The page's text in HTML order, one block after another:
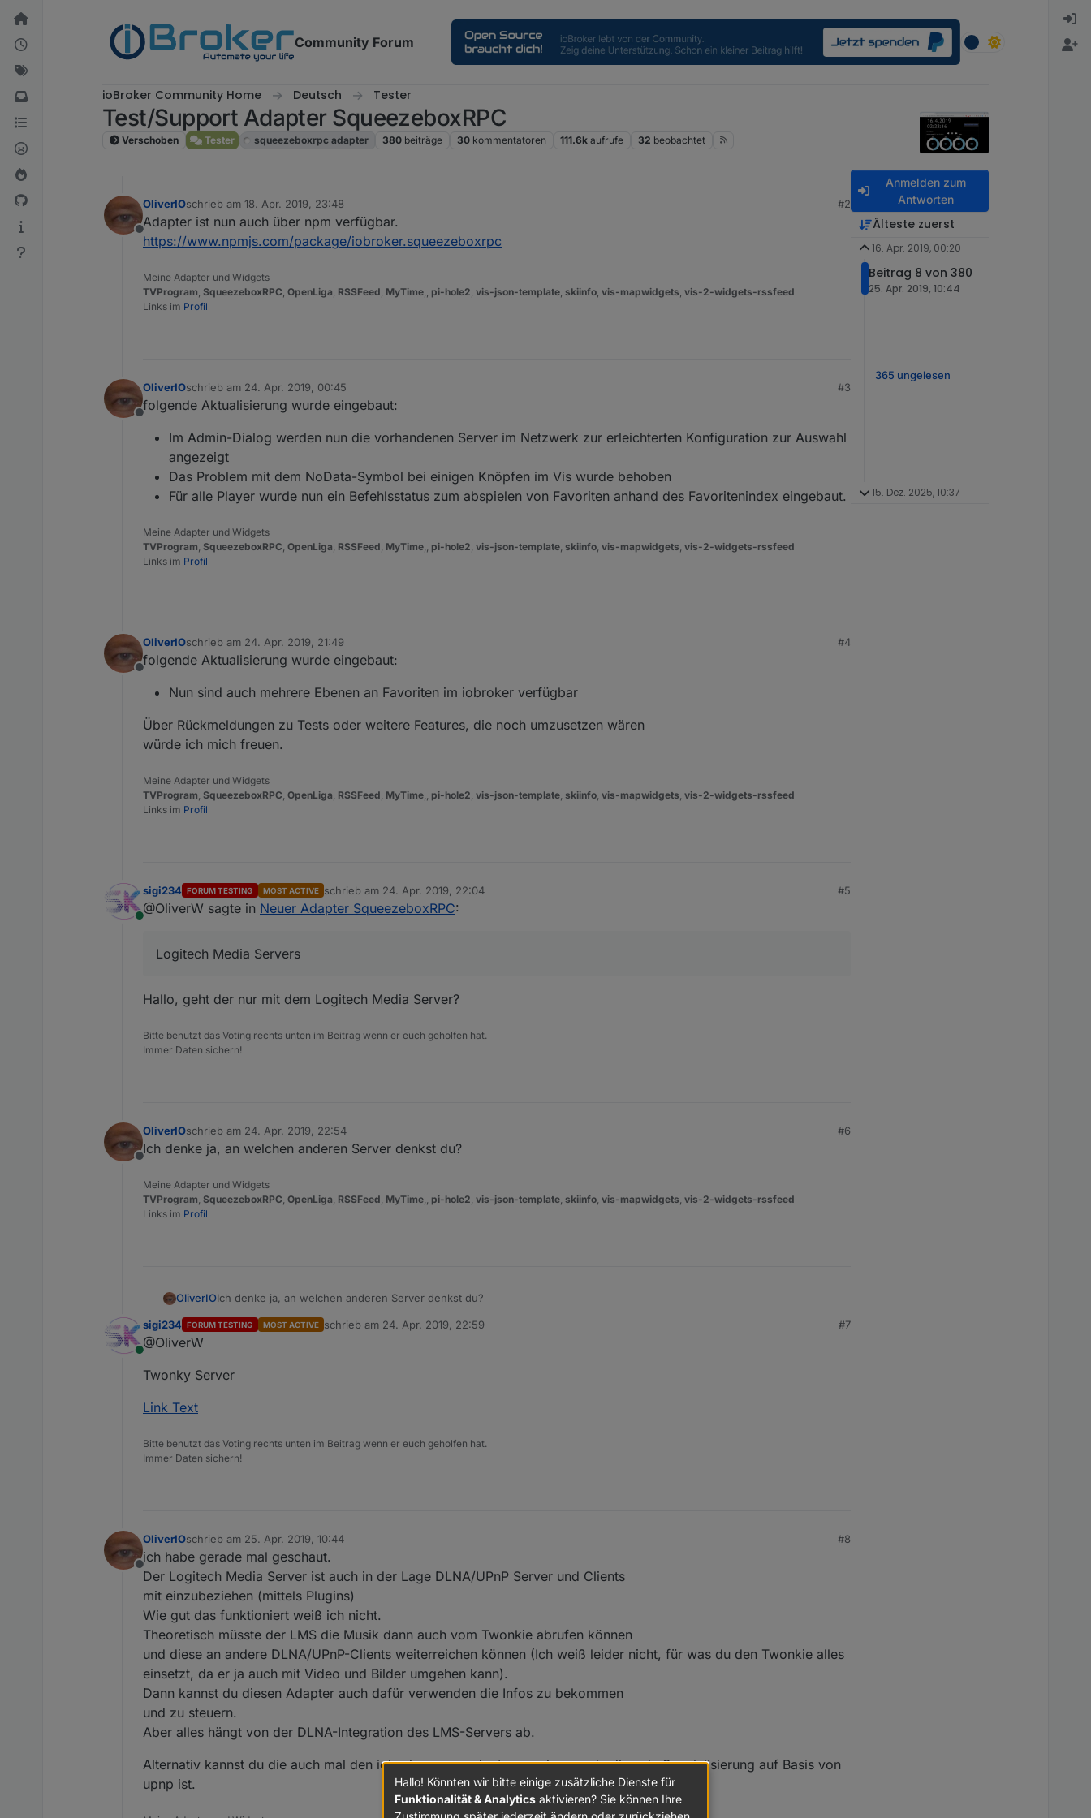
Weiter zum Inhalt
Community Forum
ioBroker Community Home Deutsch Tester
Test/Support Adapter SqueezeboxRPC
Verschoben Tester squeezeboxrpc adapter 380 beiträge 30 kommentatoren 111.6k aufrufe 32 beobachtet
Offline
OliverIOschrieb am 18. Apr. 2019, 23:48
zuletzt editiert von
#2
Adapter ist nun auch über npm verfügbar.
https://www.npmjs.com/package/iobroker.squeezeboxrpc
Meine Adapter und Widgets
TVProgram, SqueezeboxRPC, OpenLiga, RSSFeed, MyTime,, pi-hole2, vis-json-template, skiinfo, vis-mapwidgets, vis-2-widgets-rssfeed
Links im Profil
Offline
OliverIOschrieb am 24. Apr. 2019, 00:45
zuletzt editiert von
#3
folgende Aktualisierung wurde eingebaut:
Im Admin-Dialog werden nun die vorhandenen Server im Netzwerk zur erleichterten Konfiguration zur Auswahl
angezeigt
Das Problem mit dem NoData-Symbol bei einigen Knöpfen im Vis wurde behoben
Für alle Player wurde nun ein Befehlsstatus zum abspielen von Favoriten anhand des Favoritenindex eingebaut.
Meine Adapter und Widgets
TVProgram, SqueezeboxRPC, OpenLiga, RSSFeed, MyTime,, pi-hole2, vis-json-template, skiinfo, vis-mapwidgets, vis-2-widgets-rssfeed
Links im Profil
Offline
OliverIOschrieb am 24. Apr. 2019, 21:49
zuletzt editiert von
#4
folgende Aktualisierung wurde eingebaut:
Nun sind auch mehrere Ebenen an Favoriten im iobroker verfügbar
Über Rückmeldungen zu Tests oder weitere Features, die noch umzusetzen wären
würde ich mich freuen.
Meine Adapter und Widgets
TVProgram, SqueezeboxRPC, OpenLiga, RSSFeed, MyTime,, pi-hole2, vis-json-template, skiinfo, vis-mapwidgets, vis-2-widgets-rssfeed
Links im Profil
Online
sigi234 FORUM TESTING MOST ACTIVE schrieb am 24. Apr. 2019, 22:04
zuletzt editiert von
#5
@OliverW sagte in Neuer Adapter SqueezeboxRPC:
Logitech Media Servers
Hallo, geht der nur mit dem Logitech Media Server?
Bitte benutzt das Voting rechts unten im Beitrag wenn er euch geholfen hat.
Immer Daten sichern!
Offline
OliverIOschrieb am 24. Apr. 2019, 22:54
zuletzt editiert von
#6
Ich denke ja, an welchen anderen Server denkst du?
Meine Adapter und Widgets
TVProgram, SqueezeboxRPC, OpenLiga, RSSFeed, MyTime,, pi-hole2, vis-json-template, skiinfo, vis-mapwidgets, vis-2-widgets-rssfeed
Links im Profil
OliverIOIch denke ja, an welchen anderen Server denkst du?
Online
sigi234 FORUM TESTING MOST ACTIVE schrieb am 24. Apr. 2019, 22:59
zuletzt editiert von
#7
@OliverW
Twonky Server
Link Text
Bitte benutzt das Voting rechts unten im Beitrag wenn er euch geholfen hat.
Immer Daten sichern!
Offline
OliverIOschrieb am 25. Apr. 2019, 10:44
zuletzt editiert von
#8
ich habe gerade mal geschaut.
Der Logitech Media Server ist auch in der Lage DLNA/UPnP Server und Clients
mit einzubeziehen (mittels Plugins)
Wie gut das funktioniert weiß ich nicht.
Theoretisch müsste der LMS die Musik dann auch vom Twonkie abrufen können
und diese an andere DLNA/UPnP-Clients weiterreichen können (Ich weiß leider nicht, für was du den Twonkie alles
einsetzt, da er ja auch mit Video und Bilder umgehen kann).
Dann kannst du diesen Adapter auch dafür verwenden die Infos zu bekommen
und zu steuern.
Aber alles hängt von der DLNA-Integration des LMS-Servers ab.
Alternativ kannst du die auch mal den iobroker.upnp adapter anschauen, da dlna ein Spezialisierung auf Basis von
upnp ist.
Anmelden zum
Antworten
Älteste zuerst
16. Apr. 2019, 00:20
Beitrag 8 von 380
25. Apr. 2019, 10:44
365 ungelesen
15. Dez. 2025, 10:37
Hallo! Könnten wir bitte einige zusätzliche Dienste für
Funktionalität & Analytics aktivieren? Sie können Ihre